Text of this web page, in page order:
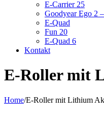
E-Carrier 25
Goodyear Ego 2
E-Quad
Fun 20
E-Quad 6
Kontakt
E-Roller mit
Home/E-Roller mit Lithium